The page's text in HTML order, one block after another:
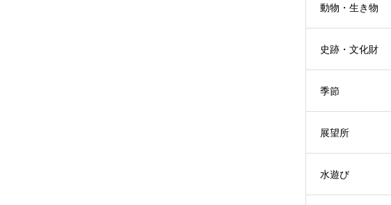
動物・生き物
史跡・文化財
季節
展望所
水遊び